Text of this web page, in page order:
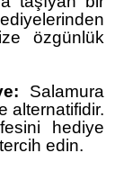
özgünlük
Salamura
alternatifidir.
hediye
edin.